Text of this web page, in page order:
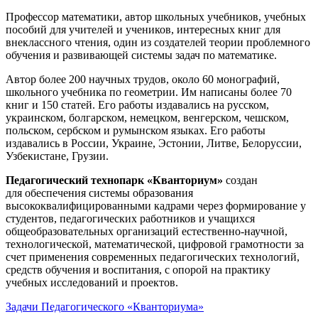
Профессор математики, автор школьных учебников, учебных
пособий для учителей и учеников, интересных книг для
внеклассного чтения, один из создателей теории проблемного
обучения и развивающей системы задач по математике.
Автор более 200 научных трудов, около 60 монографий,
школьного учебника по геометрии. Им написаны более 70
книг и 150 статей. Его работы издавались на русском,
украинском, болгарском, немецком, венгерском, чешском,
польском, сербском и румынском языках. Его работы
издавались в России, Украине, Эстонии, Литве, Белоруссии,
Узбекистане, Грузии.
Педагогический технопарк «Кванториум» создан
для обеспечения системы образования
высококвалифицированными кадрами через формирование у
студентов, педагогических работников и учащихся
общеобразовательных организаций естественно-научной,
технологической, математической, цифровой грамотности за
счет применения современных педагогических технологий,
средств обучения и воспитания, с опорой на практику
учебных исследований и проектов.
Задачи Педагогического «Кванториума»